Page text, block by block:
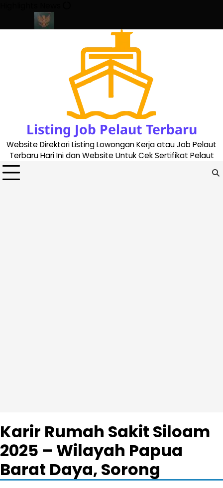
content
Listing Job Pelaut Terbaru
Website Direktori Listing Lowongan Kerja atau Job Pelaut
Terbaru Hari Ini dan Website Untuk Cek Sertifikat Pelaut
Karir Rumah Sakit Siloam
2025 – Wilayah Papua
Barat Daya, Sorong